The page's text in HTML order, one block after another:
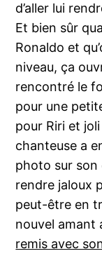
d’aller lui
Et bien sûr
Ronaldo et
niveau, ça
rencontré le
pour une
pour Riri et
chanteuse a
photo sur son
rendre jaloux
peut-être en
nouvel amant
remis avec